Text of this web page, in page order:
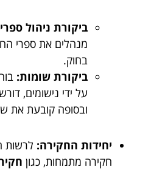
ביקורת ניהול
מנהלים את ספרי
בחוק.
ביקורת שומות:
על ידי נישומים,
ובסופה קובעת את
יחידות החקירה: לרשות
חקירה מתמחות, כגון